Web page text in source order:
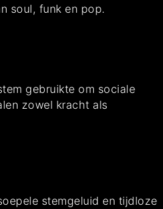
soul, funk en pop.
gebruikte om sociale
zowel kracht als
stemgeluid en tijdloze